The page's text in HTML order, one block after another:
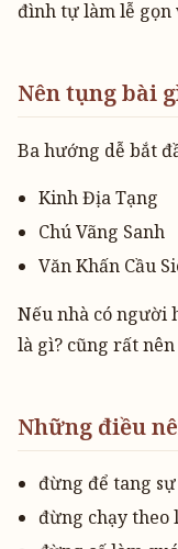
đình tự làm lễ gọn
Nên tụng bài
Ba hướng dễ bắt
Kinh Địa Tạng
Chú Vãng Sanh
Văn Khấn Cầu
Nếu nhà có người
là gì? cũng rất nên
Những điều
đừng để tang
đừng chạy theo